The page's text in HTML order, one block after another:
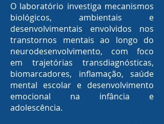
O laboratório investiga mecanismos
biológicos, ambientais e
desenvolvimentais envolvidos nos
transtornos mentais ao longo do
neurodesenvolvimento, com foco
em trajetórias transdiagnósticas,
biomarcadores, inflamação, saúde
mental escolar e desenvolvimento
emocional na infância e
adolescência.